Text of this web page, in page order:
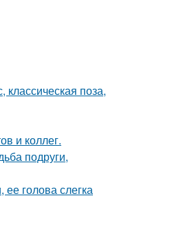
поза,
и коллег.
подруги,
голова слегка